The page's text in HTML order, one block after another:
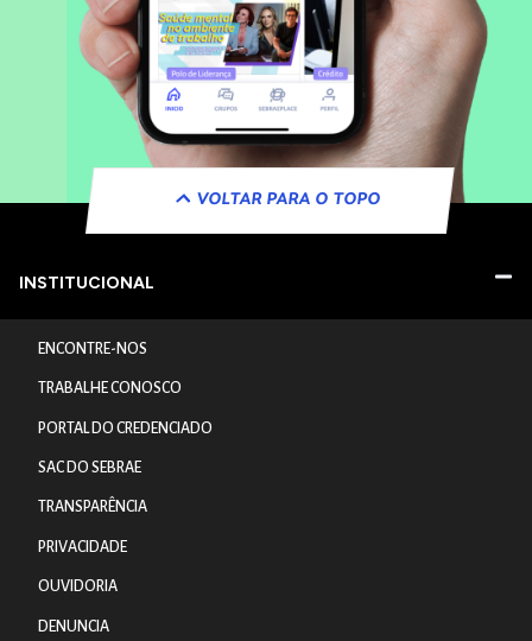
VOLTAR PARA O TOPO
INSTITUCIONAL
ENCONTRE-NOS
TRABALHE CONOSCO
PORTAL DO CREDENCIADO
SAC DO SEBRAE
TRANSPARÊNCIA
PRIVACIDADE
OUVIDORIA
DENUNCIA